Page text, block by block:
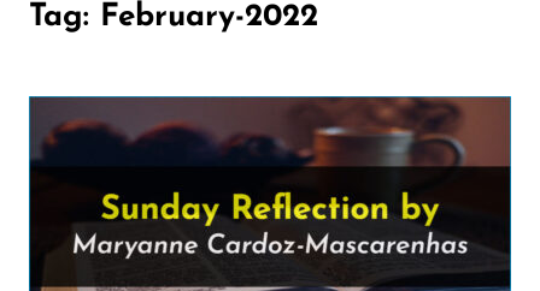
Tag: February-2022